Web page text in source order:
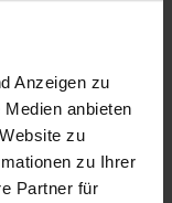
Anzeigen zu
anbieten
zu
zu Ihrer
Partner für
DB-E Ril
nach Ril